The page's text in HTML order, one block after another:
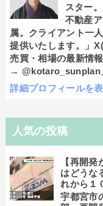
スター
不動産
属。クライアント一
提供いたします。」
売買・相場の最新情
→ @kotaro_sunplan
詳細プロフィールを
人気の投稿
【再開
はどうな
れから１
宇都宮市